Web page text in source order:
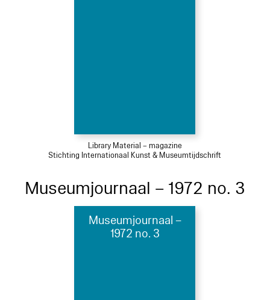
Library Material – magazine
Stichting Internationaal Kunst & Museumtijdschrift
Museumjournaal – 1972 no. 3
Museumjournaal –
1972 no. 3